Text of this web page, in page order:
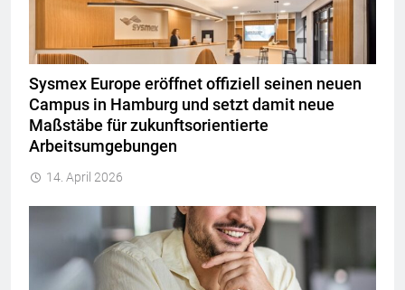
Sysmex Europe eröffnet offiziell seinen neuen
Campus in Hamburg und setzt damit neue
Maßstäbe für zukunftsorientierte
Arbeitsumgebungen
14. April 2026